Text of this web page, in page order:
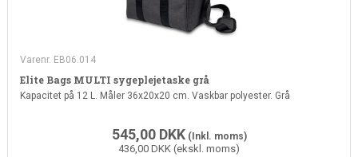
Varenr. EB06.014
Elite Bags MULTI sygeplejetaske grå
Kapacitet på 12 L. Måler 36x20x20 cm. Vaskbar polyester. Grå
545,00 DKK(Inkl. moms)
436,00 DKK (ekskl. moms)